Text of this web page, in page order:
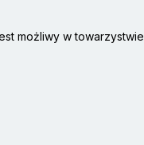
możliwy w towarzystwie